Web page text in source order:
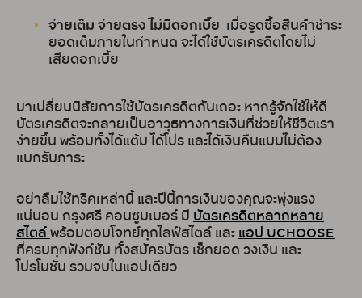
จ่ายเต็ม จ่ายตรง ไม่มีดอกเบี้ย เมื่อรูดซื้อสินค้าชำระ
ยอดเต็มภายในกำหนด จะได้ใช้บัตรเครดิตโดยไม่
เสียดอกเบี้ย
มาเปลี่ยนนิสัยการใช้บัตรเครดิตกันเถอะ หากรู้จักใช้ให้ดี
บัตรเครดิตจะกลายเป็นอาวุธทางการเงินที่ช่วยให้ชีวิตเรา
ง่ายขึ้น พร้อมทั้งได้แต้ม ได้โปร และได้เงินคืนแบบไม่ต้อง
แบกรับภาระ
อย่าลืมใช้ทริคเหล่านี้ และปีนี้การเงินของคุณจะพุ่งแรง
แน่นอน กรุงศรี คอนซูมเมอร์ มี บัตรเครดิตหลากหลาย
สไตล์พร้อมตอบโจทย์ทุกไลฟ์สไตล์ และ แอป UCHOOSE
ที่ครบทุกฟังก์ชัน ทั้งสมัครบัตร เช็กยอด วงเงิน และ
โปรโมชัน รวมจบในแอปเดียว